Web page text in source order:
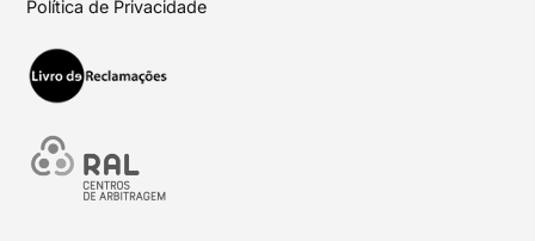
Política de Privacidade